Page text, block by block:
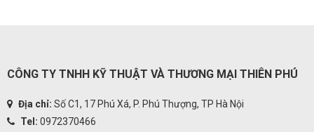
CÔNG TY TNHH KỸ THUẬT VÀ THƯƠNG MẠI THIÊN PHÚ
Địa chỉ: Số C1, 17 Phú Xá, P. Phú Thượng, TP Hà Nội
Tel: 0972370466